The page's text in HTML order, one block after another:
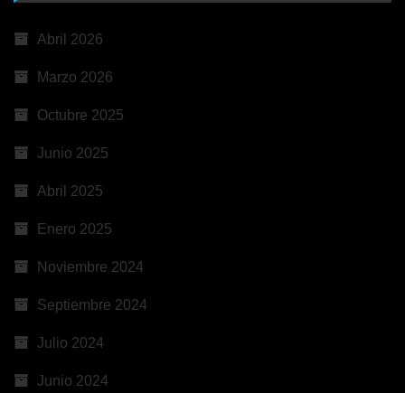
Abril 2026
Marzo 2026
Octubre 2025
Junio 2025
Abril 2025
Enero 2025
Noviembre 2024
Septiembre 2024
Julio 2024
Junio 2024